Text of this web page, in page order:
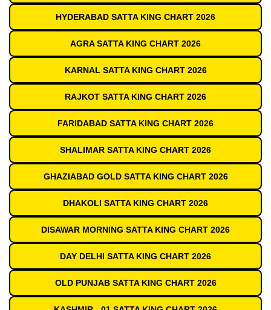
HYDERABAD SATTA KING CHART 2026
AGRA SATTA KING CHART 2026
KARNAL SATTA KING CHART 2026
RAJKOT SATTA KING CHART 2026
FARIDABAD SATTA KING CHART 2026
SHALIMAR SATTA KING CHART 2026
GHAZIABAD GOLD SATTA KING CHART 2026
DHAKOLI SATTA KING CHART 2026
DISAWAR MORNING SATTA KING CHART 2026
DAY DELHI SATTA KING CHART 2026
OLD PUNJAB SATTA KING CHART 2026